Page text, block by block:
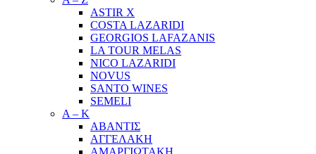
ASTIR X
COSTA LAZARIDI
GEORGIOS LAFAZANIS
LA TOUR MELAS
NICO LAZARIDI
NOVUS
SANTO WINES
SEMELI
Α – Κ
ΑΒΑΝΤΙΣ
ΑΓΓΕΛΑΚΗ
ΑΜΑΡΓΙΩΤΑΚΗ